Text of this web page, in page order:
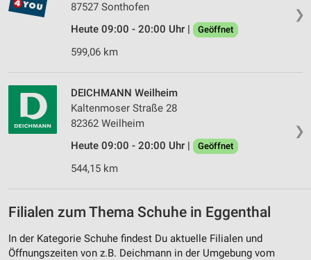
❯
87527 Sonthofen
Heute 09:00 - 20:00 Uhr |
Geöffnet
599,06 km
❯
DEICHMANN Weilheim
Kaltenmoser Straße 28
82362 Weilheim
Heute 09:00 - 20:00 Uhr |
Geöffnet
544,15 km
Filialen zum Thema Schuhe in Eggenthal
In der Kategorie Schuhe findest Du aktuelle Filialen und
Öffnungszeiten von z.B. Deichmann in der Umgebung vom